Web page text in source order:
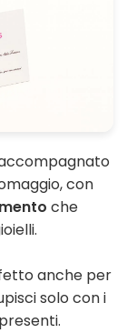
con
che
anche per
solo con i